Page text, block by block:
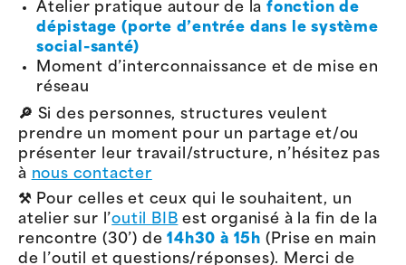
Atelier pratique autour de la fonction de
dépistage (porte d’entrée dans le système
social-santé)
Moment d’interconnaissance et de mise en
réseau
🔎 Si des personnes, structures veulent
prendre un moment pour un partage et/ou
présenter leur travail/structure, n’hésitez pas
à nous contacter
⚒️ Pour celles et ceux qui le souhaitent, un
atelier sur l’outil BIB est organisé à la fin de la
rencontre (30’) de14h30 à 15h (Prise en main
de l’outil et questions/réponses). Merci de